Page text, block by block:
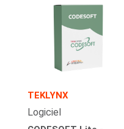
TEKLYNX
Logiciel